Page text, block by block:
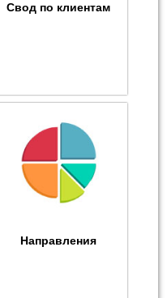
Свод по клиентам
Направления